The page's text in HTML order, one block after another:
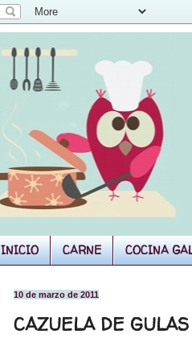
INICIO CARNE COCINA
10 de marzo de 2011
CAZUELA DE